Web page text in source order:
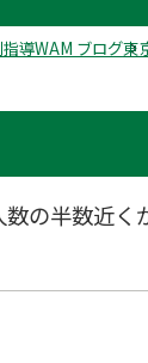
導WAM ブログ東
数の半数近